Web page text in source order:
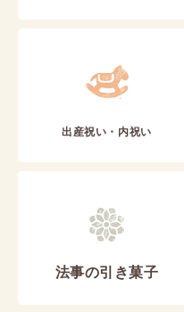
出産祝い・内祝い
法事の引き菓子